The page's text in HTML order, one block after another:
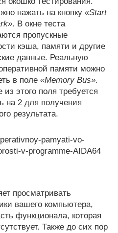
нажать на кнопку «Start
. В окне теста
пропускные
кэша, памяти и другие
данные. Реальную
памяти можно
в поле «Memory Bus».
из этого поля требуется
на 2 для получения
результата.
просматривать
вашего компьютера,
функционала, которая
Также до сих пор